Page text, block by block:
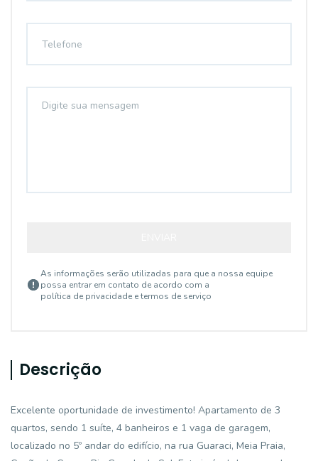
As informações serão utilizadas para que a nossa equipe
possa entrar em contato de acordo com a
política de privacidade e termos de serviço
Descrição
Excelente oportunidade de investimento! Apartamento de 3
quartos, sendo 1 suíte, 4 banheiros e 1 vaga de garagem,
localizado no 5º andar do edifício, na rua Guaraci, Meia Praia,